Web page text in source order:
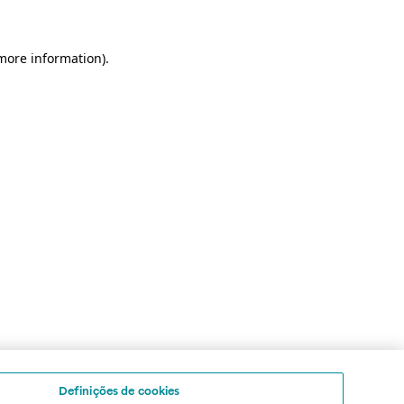
information).
Definições de cookies